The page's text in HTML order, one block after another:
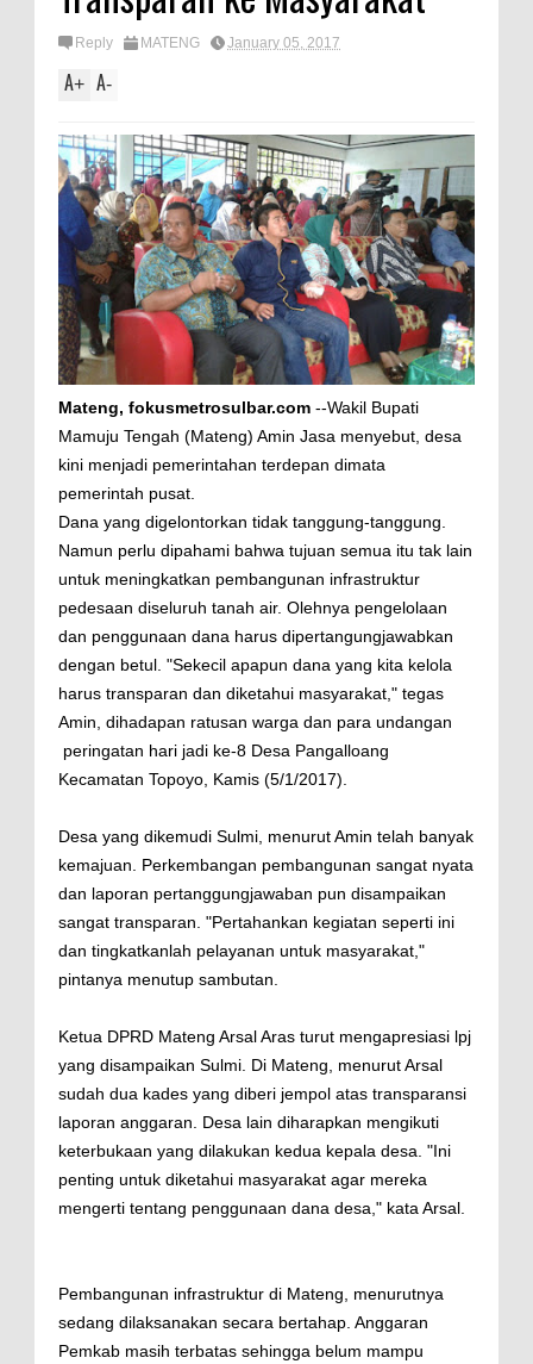
Reply MATENG January 05, 2017
A+ A-
Mateng, fokusmetrosulbar.com --Wakil Bupati
Mamuju Tengah (Mateng) Amin Jasa menyebut, desa
kini menjadi pemerintahan terdepan dimata
pemerintah pusat.
Dana yang digelontorkan tidak tanggung-tanggung.
Namun perlu dipahami bahwa tujuan semua itu tak lain
untuk meningkatkan pembangunan infrastruktur
pedesaan diseluruh tanah air. Olehnya pengelolaan
dan penggunaan dana harus dipertangungjawabkan
dengan betul. "Sekecil apapun dana yang kita kelola
harus transparan dan diketahui masyarakat," tegas
Amin, dihadapan ratusan warga dan para undangan
peringatan hari jadi ke-8 Desa Pangalloang
Kecamatan Topoyo, Kamis (5/1/2017).
Desa yang dikemudi Sulmi, menurut Amin telah banyak
kemajuan. Perkembangan pembangunan sangat nyata
dan laporan pertanggungjawaban pun disampaikan
sangat transparan. "Pertahankan kegiatan seperti ini
dan tingkatkanlah pelayanan untuk masyarakat,"
pintanya menutup sambutan.
Ketua DPRD Mateng Arsal Aras turut mengapresiasi lpj
yang disampaikan Sulmi. Di Mateng, menurut Arsal
sudah dua kades yang diberi jempol atas transparansi
laporan anggaran. Desa lain diharapkan mengikuti
keterbukaan yang dilakukan kedua kepala desa. "Ini
penting untuk diketahui masyarakat agar mereka
mengerti tentang penggunaan dana desa," kata Arsal.
Pembangunan infrastruktur di Mateng, menurutnya
sedang dilaksanakan secara bertahap. Anggaran
Pemkab masih terbatas sehingga belum mampu